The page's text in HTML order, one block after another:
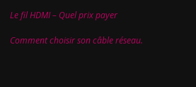
Le fil HDMI – Quel prix payer
Comment choisir son câble réseau.